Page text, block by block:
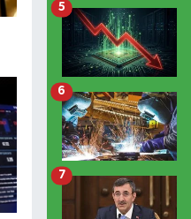
5
6
7